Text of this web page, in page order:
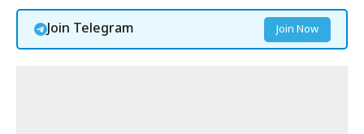
Join Telegram Join Now